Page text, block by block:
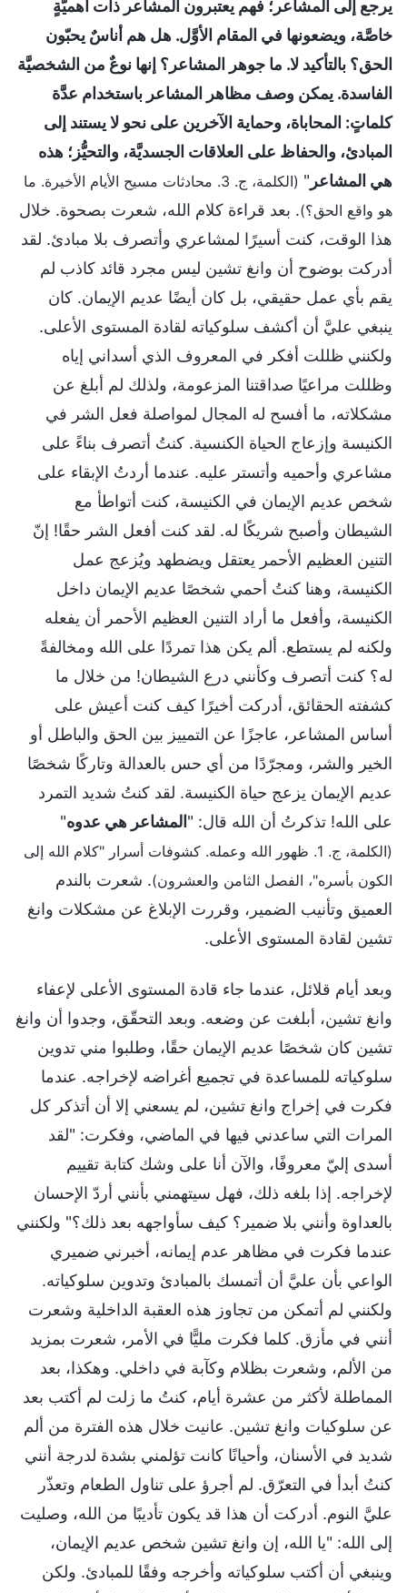
يرجع إلى المشاعر؛ فهم يعتبرون المشاعر ذات أهميَّةٍ
خاصَّة، ويضعونها في المقام الأوَّل. هل هم أناسٌ يحبّون
الحق؟ بالتأكيد لا. ما جوهر المشاعر؟ إنها نوعٌ من الشخصيَّة
الفاسدة. يمكن وصف مظاهر المشاعر باستخدام عدَّة
كلماتٍ: المحاباة، وحماية الآخرين على نحو لا يستند إلى
المبادئ، والحفاظ على العلاقات الجسديَّة، والتحيُّز؛ هذه
هي المشاعر "
(الكلمة، ج. 3. محادثات مسيح الأيام الأخيرة. ما
هو واقع الحق؟). بعد قراءة كلام الله، شعرت بصحوة. خلال
هذا الوقت، كنت أسيرًا لمشاعري وأتصرف بلا مبادئ. لقد
أدركت بوضوح أن وانغ تشين ليس مجرد قائد كاذب لم
يقم بأي عمل حقيقي، بل كان أيضًا عديم الإيمان. كان
ينبغي عليَّ أن أكشف سلوكياته لقادة المستوى الأعلى.
ولكنني ظللت أفكر في المعروف الذي أسداني إياه
وظللت مراعيًا صداقتنا المزعومة، ولذلك لم أبلغ عن
مشكلاته، ما أفسح له المجال لمواصلة فعل الشر في
الكنيسة وإزعاج الحياة الكنسية. كنتُ أتصرف بناءً على
مشاعري وأحميه وأتستر عليه. عندما أردتُ الإبقاء على
شخص عديم الإيمان في الكنيسة، كنت أتواطأ مع
الشيطان وأصبح شريكًا له. لقد كنت أفعل الشر حقًا! إنّ
التنين العظيم الأحمر يعتقل ويضطهد ويُزعج عمل
الكنيسة، وهنا كنتُ أحمي شخصًا عديم الإيمان داخل
الكنيسة، وأفعل ما أراد التنين العظيم الأحمر أن يفعله
ولكنه لم يستطع. ألم يكن هذا تمردًا على الله ومخالفةً
له؟ كنت أتصرف وكأنني درع الشيطان! من خلال ما
كشفته الحقائق، أدركت أخيرًا كيف كنت أعيش على
أساس المشاعر، عاجزًا عن التمييز بين الحق والباطل أو
الخير والشر، ومجرّدًا من أي حس بالعدالة وتاركًا شخصًا
عديم الإيمان يزعج حياة الكنيسة. لقد كنتُ شديد التمرد
على الله! تذكرتُ أن الله قال: "المشاعر هي عدوه"
(الكلمة، ج. 1. ظهور الله وعمله. كشوفات أسرار "كلام الله إلى
الكون بأسره"، الفصل الثامن والعشرون). شعرت بالندم
العميق وتأنيب الضمير، وقررت الإبلاغ عن مشكلات وانغ
تشين لقادة المستوى الأعلى.
وبعد أيام قلائل، عندما جاء قادة المستوى الأعلى لإعفاء
وانغ تشين، أبلغت عن وضعه. وبعد التحقّق، وجدوا أن وانغ
تشين كان شخصًا عديم الإيمان حقًا، وطلبوا مني تدوين
سلوكياته للمساعدة في تجميع أغراضه لإخراجه. عندما
فكرت في إخراج وانغ تشين، لم يسعني إلا أن أتذكر كل
المرات التي ساعدني فيها في الماضي، وفكرت: "لقد
أسدى إليّ معروفًا، والآن أنا على وشك كتابة تقييم
لإخراجه. إذا بلغه ذلك، فهل سيتهمني بأنني أردّ الإحسان
بالعداوة وأنني بلا ضمير؟ كيف سأواجهه بعد ذلك؟" ولكنني
عندما فكرت في مظاهر عدم إيمانه، أخبرني ضميري
الواعي بأن عليَّ أن أتمسك بالمبادئ وتدوين سلوكياته.
ولكنني لم أتمكن من تجاوز هذه العقبة الداخلية وشعرت
أنني في مأزق. كلما فكرت مليًّا في الأمر، شعرت بمزيد
من الألم، وشعرت بظلام وكآبة في داخلي. وهكذا، بعد
المماطلة لأكثر من عشرة أيام، كنتُ ما زلت لم أكتب بعد
عن سلوكيات وانغ تشين. عانيت خلال هذه الفترة من ألم
شديد في الأسنان، وأحيانًا كانت تؤلمني بشدة لدرجة أنني
كنتُ أبدأ في التعرّق. لم أجرؤ على تناول الطعام وتعذّر
عليَّ النوم. أدركت أن هذا قد يكون تأديبًا من الله، وصليت
إلى الله: "يا الله، إن وانغ تشين شخص عديم الإيمان،
وينبغي أن أكتب سلوكياته وأخرجه وفقًا للمبادئ. ولكن